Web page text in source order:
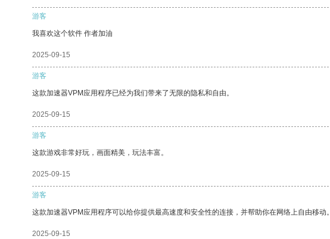
游客
我喜欢这个软件 作者加油
2025-09-15
游客
这款加速器VPM应用程序已经为我们带来了无限的隐私和自由。
2025-09-15
游客
这款游戏非常好玩，画面精美，玩法丰富。
2025-09-15
游客
这款加速器VPM应用程序可以给你提供最高速度和安全性的连接，并帮助你在网络上自由移动。
2025-09-15